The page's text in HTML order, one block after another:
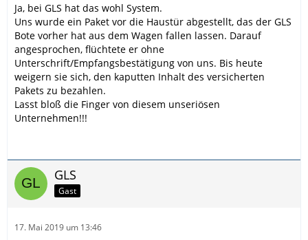
Ja, bei GLS hat das wohl System.
Uns wurde ein Paket vor die Haustür abgestellt, das der GLS
Bote vorher hat aus dem Wagen fallen lassen. Darauf
angesprochen, flüchtete er ohne
Unterschrift/Empfangsbestätigung von uns. Bis heute
weigern sie sich, den kaputten Inhalt des versicherten
Pakets zu bezahlen.
Lasst bloß die Finger von diesem unseriösen
Unternehmen!!!
GLS
Gast
17. Mai 2019 um 13:46